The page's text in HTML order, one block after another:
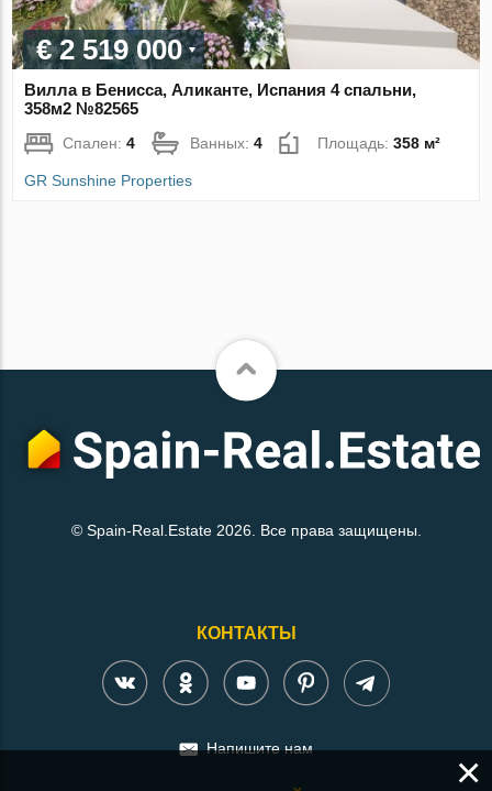
€ 2 519 000
Вилла в Бенисса, Аликанте, Испания 4 спальни,
358м2 №82565
Спален:4 Ванных:4 Площадь:358 м²
GR Sunshine Properties
© Spain-Real.Estate 2026. Все права защищены.
КОНТАКТЫ
Напишите нам
×